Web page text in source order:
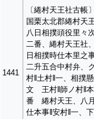
1441
〔綣村天王社古帳
国栗太北郡綣村天
八日相撲頭役里々
二番、綣村天王社
日相撲時仕本里之
二升五合中村弁、
村‖土村‖一、相撲
文 王村‖師ノ村‖本
番 綣村天王、八
仕本事‖安村‖一、